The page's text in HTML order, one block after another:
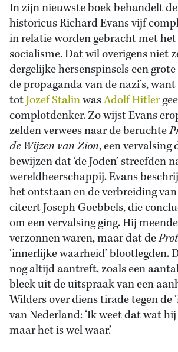
In zijn nieuwste boek behandelt
historicus Richard Evans vijf
in relatie worden gebracht met
socialisme. Dat wil overigens niet
dergelijke hersenspinsels een
de propaganda van de nazi’s,
totJozef StalinwasAdolf Hitler
complotdenker. Zo wijst Evans
zelden verwees naar de beruchte
de Wijzen van Zion, een vervalsing
bewijzen dat ‘de Joden’ streefden
wereldheerschappij. Evans
het ontstaan en de verbreiding
citeert Joseph Goebbels, die
om een vervalsing ging. Hij
verzonnen waren, maar dat de
‘innerlijke waarheid’ blootlegden.
nog altijd aantreft, zoals een
bleek uit de uitspraak van een
Wilders over diens tirade tegen de
van Nederland: ‘Ik weet dat wat
maar het is wel waar.’